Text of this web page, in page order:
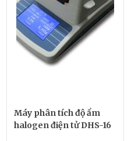
Máy phân tích độ ẩm
halogen điện tử DHS-16